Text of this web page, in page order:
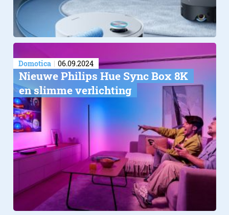
Domotica 06.09.2024
Nieuwe Philips Hue Sync Box 8K
en slimme verlichting